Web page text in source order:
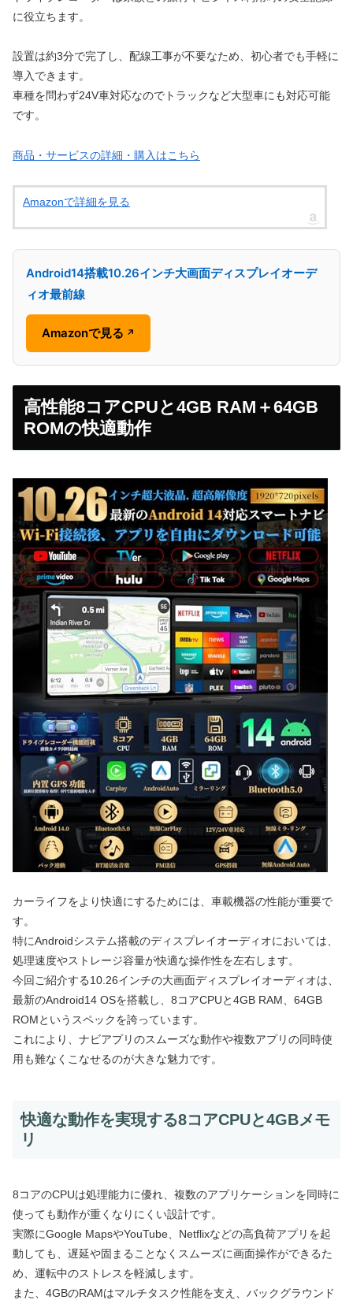
に役立ちます。
設置は約3分で完了し、配線工事が不要なため、初心者でも手軽に
導入できます。
車種を問わず24V車対応なのでトラックなど大型車にも対応可能
です。
商品・サービスの詳細・購入はこちら
Amazonで詳細を見る
Android14搭載10.26インチ大画面ディスプレイオーデ
ィオ最前線
Amazonで見る ↗
高性能8コアCPUと4GB RAM＋64GB
ROMの快適動作
カーライフをより快適にするためには、車載機器の性能が重要で
す。
特にAndroidシステム搭載のディスプレイオーディオにおいては、
処理速度やストレージ容量が快適な操作性を左右します。
今回ご紹介する10.26インチの大画面ディスプレイオーディオは、
最新のAndroid14 OSを搭載し、8コアCPUと4GB RAM、64GB
ROMというスペックを誇っています。
これにより、ナビアプリのスムーズな動作や複数アプリの同時使
用も難なくこなせるのが大きな魅力です。
快適な動作を実現する8コアCPUと4GBメモ
リ
8コアのCPUは処理能力に優れ、複数のアプリケーションを同時に
使っても動作が重くなりにくい設計です。
実際にGoogle MapsやYouTube、Netflixなどの高負荷アプリを起
動しても、遅延や固まることなくスムーズに画面操作ができるた
め、運転中のストレスを軽減します。
また、4GBのRAMはマルチタスク性能を支え、バックグラウンド